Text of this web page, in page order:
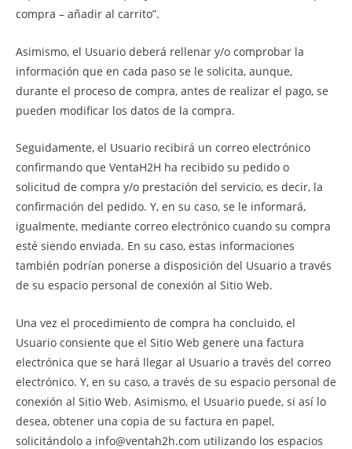
compra – añadir al carrito”.
Asimismo, el Usuario deberá rellenar y/o comprobar la
información que en cada paso se le solicita, aunque,
durante el proceso de compra, antes de realizar el pago, se
pueden modificar los datos de la compra.
Seguidamente, el Usuario recibirá un correo electrónico
confirmando que VentaH2H ha recibido su pedido o
solicitud de compra y/o prestación del servicio, es decir, la
confirmación del pedido. Y, en su caso, se le informará,
igualmente, mediante correo electrónico cuando su compra
esté siendo enviada. En su caso, estas informaciones
también podrían ponerse a disposición del Usuario a través
de su espacio personal de conexión al Sitio Web.
Una vez el procedimiento de compra ha concluido, el
Usuario consiente que el Sitio Web genere una factura
electrónica que se hará llegar al Usuario a través del correo
electrónico. Y, en su caso, a través de su espacio personal de
conexión al Sitio Web. Asimismo, el Usuario puede, si así lo
desea, obtener una copia de su factura en papel,
solicitándolo a info@ventah2h.com utilizando los espacios